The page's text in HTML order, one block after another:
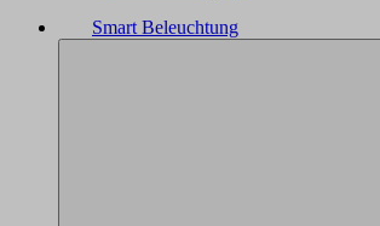
Smart Beleuchtung